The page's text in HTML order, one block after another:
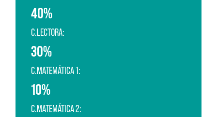
40%
C.LECTORA:
30%
C.MATEMÁTICA 1:
10%
C.MATEMÁTICA 2: